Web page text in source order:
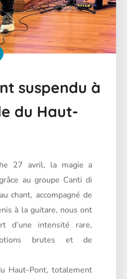
suspendu à
du Haut-
27 avril, la magie a
au groupe Canti di
chant, accompagné de
à la guitare, nous ont
d’une intensité rare,
brutes et de
Haut-Pont, totalement